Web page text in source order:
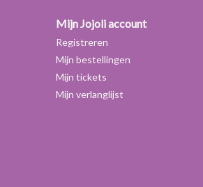
Mijn Jojoli account
Registreren
Mijn bestellingen
Mijn tickets
Mijn verlanglijst